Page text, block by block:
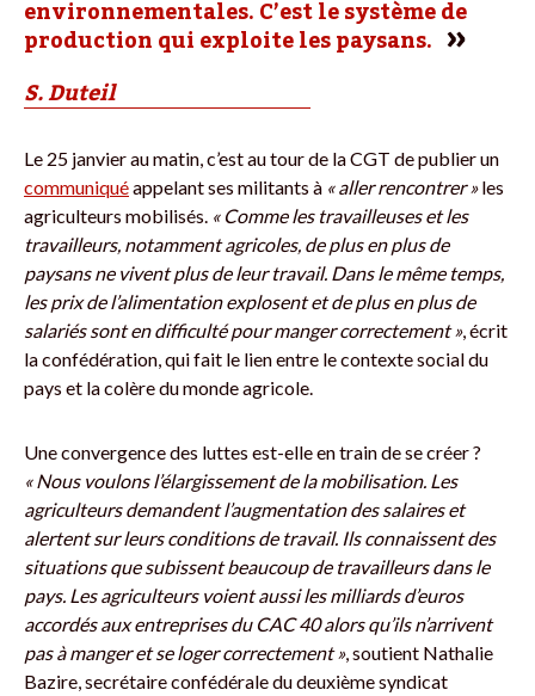
environnementales. C’est le système de
production qui exploite les paysans.
S. Duteil
Le 25 janvier au matin, c’est au tour de la CGT de publier un
communiquéappelant ses militants à « aller rencontrer »les
agriculteurs mobilisés. « Comme les travailleuses et les
travailleurs, notamment agricoles, de plus en plus de
paysans ne vivent plus de leur travail. Dans le même temps,
les prix de l’alimentation explosent et de plus en plus de
salariés sont en difficulté pour manger correctement », écrit
la confédération, qui fait le lien entre le contexte social du
pays et la colère du monde agricole.
Une convergence des luttes est-elle en train de se créer ?
« Nous voulons l’élargissement de la mobilisation. Les
agriculteurs demandent l’augmentation des salaires et
alertent sur leurs conditions de travail. Ils connaissent des
situations que subissent beaucoup de travailleurs dans le
pays. Les agriculteurs voient aussi les milliards d’euros
accordés aux entreprises du CAC 40 alors qu’ils n’arrivent
pas à manger et se loger correctement », soutient Nathalie
Bazire, secrétaire confédérale du deuxième syndicat